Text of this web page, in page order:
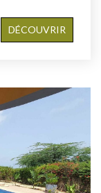
DÉCOUVRIR